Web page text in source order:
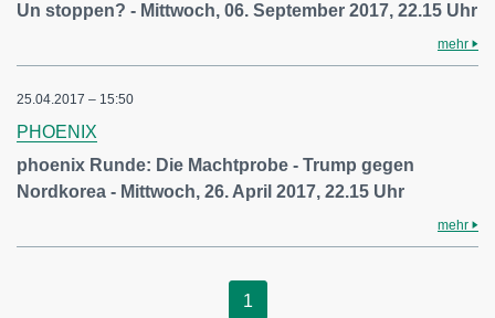
Un stoppen? - Mittwoch, 06. September 2017, 22.15 Uhr
mehr
25.04.2017 – 15:50
PHOENIX
phoenix Runde: Die Machtprobe - Trump gegen
Nordkorea - Mittwoch, 26. April 2017, 22.15 Uhr
mehr
1